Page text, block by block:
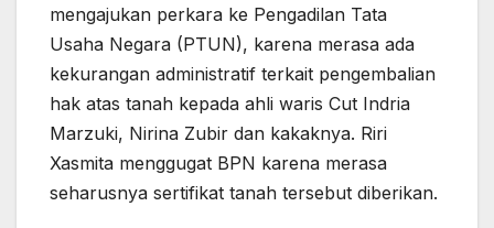
mengajukan perkara ke Pengadilan Tata
Usaha Negara (PTUN), karena merasa ada
kekurangan administratif terkait pengembalian
hak atas tanah kepada ahli waris Cut Indria
Marzuki, Nirina Zubir dan kakaknya. Riri
Xasmita menggugat BPN karena merasa
seharusnya sertifikat tanah tersebut diberikan.